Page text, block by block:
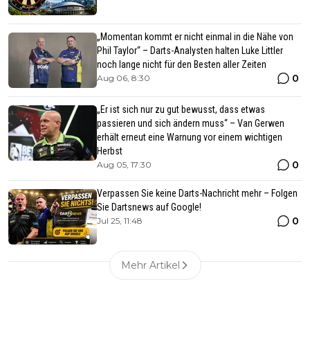
„Momentan kommt er nicht einmal in die Nähe von
Phil Taylor“ – Darts-Analysten halten Luke Littler
noch lange nicht für den Besten aller Zeiten
Aug 06, 8:30 0
„Er ist sich nur zu gut bewusst, dass etwas
passieren und sich ändern muss“ – Van Gerwen
erhält erneut eine Warnung vor einem wichtigen
Herbst
Aug 05, 17:30 0
Verpassen Sie keine Darts-Nachricht mehr – Folgen
Sie Dartsnews auf Google!
Jul 25, 11:48 0
Mehr Artikel